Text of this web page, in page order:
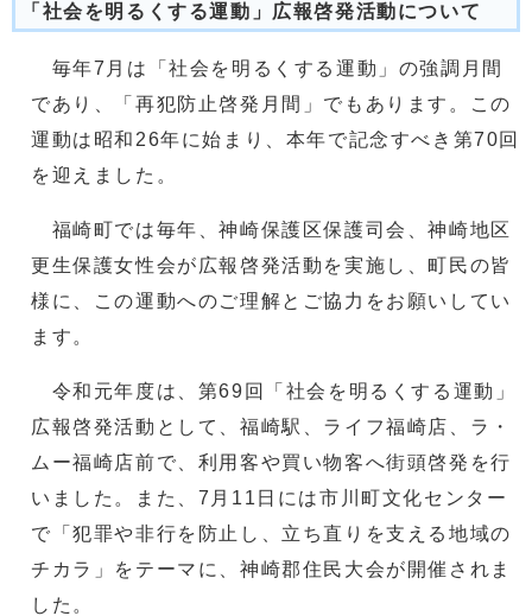
「社会を明るくする運動」広報啓発活動について
毎年7月は「社会を明るくする運動」の強調月間
であり、「再犯防止啓発月間」でもあります。この
運動は昭和26年に始まり、本年で記念すべき第70回
を迎えました。
福崎町では毎年、神崎保護区保護司会、神崎地区
更生保護女性会が広報啓発活動を実施し、町民の皆
様に、この運動へのご理解とご協力をお願いしてい
ます。
令和元年度は、第69回「社会を明るくする運動」
広報啓発活動として、福崎駅、ライフ福崎店、ラ・
ムー福崎店前で、利用客や買い物客へ街頭啓発を行
いました。また、7月11日には市川町文化センター
で「犯罪や非行を防止し、立ち直りを支える地域の
チカラ」をテーマに、神崎郡住民大会が開催されま
した。